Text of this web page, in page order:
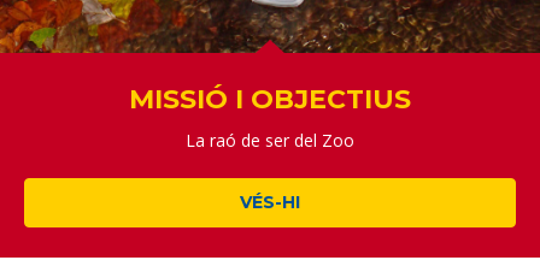
MISSIÓ I OBJECTIUS
La raó de ser del Zoo
VÉS-HI